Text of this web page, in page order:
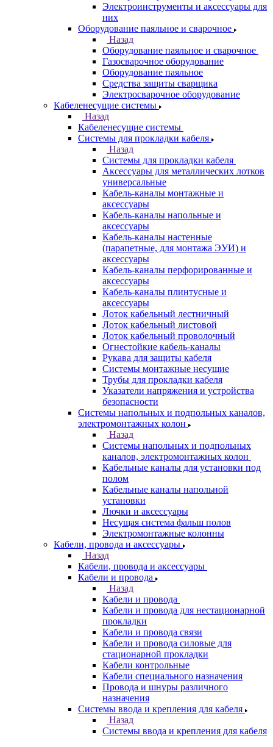
Электроинструменты и аксессуары для
них
Оборудование паяльное и сварочное
Назад
Оборудование паяльное и сварочное
Газосварочное оборудование
Оборудование паяльное
Средства защиты сварщика
Электросварочное оборудование
Кабеленесущие системы
Назад
Кабеленесущие системы
Системы для прокладки кабеля
Назад
Системы для прокладки кабеля
Аксессуары для металлических лотков
универсальные
Кабель-каналы монтажные и
аксессуары
Кабель-каналы напольные и
аксессуары
Кабель-каналы настенные
(парапетные, для монтажа ЭУИ) и
аксессуары
Кабель-каналы перфорированные и
аксессуары
Кабель-каналы плинтусные и
аксессуары
Лоток кабельный лестничный
Лоток кабельный листовой
Лоток кабельный проволочный
Огнестойкие кабель-каналы
Рукава для защиты кабеля
Системы монтажные несущие
Трубы для прокладки кабеля
Указатели напряжения и устройства
безопасности
Системы напольных и подпольных каналов,
электромонтажных колон
Назад
Системы напольных и подпольных
каналов, электромонтажных колон
Кабельные каналы для установки под
полом
Кабельные каналы напольной
установки
Лючки и аксессуары
Несущая система фальш полов
Электромонтажные колонны
Кабели, провода и аксессуары
Назад
Кабели, провода и аксессуары
Кабели и провода
Назад
Кабели и провода
Кабели и провода для нестационарной
прокладки
Кабели и провода связи
Кабели и провода силовые для
стационарной прокладки
Кабели контрольные
Кабели специального назначения
Провода и шнуры различного
назначения
Системы ввода и крепления для кабеля
Назад
Системы ввода и крепления для кабеля